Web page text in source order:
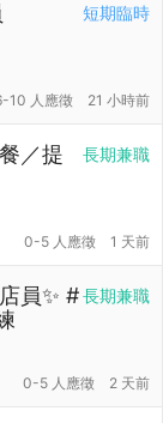
短期臨時
10 人應徵 21 小時前
長期兼職
／提
0-5 人應徵 1 天前
長期兼職
員✨ #
0-5 人應徵 2 天前